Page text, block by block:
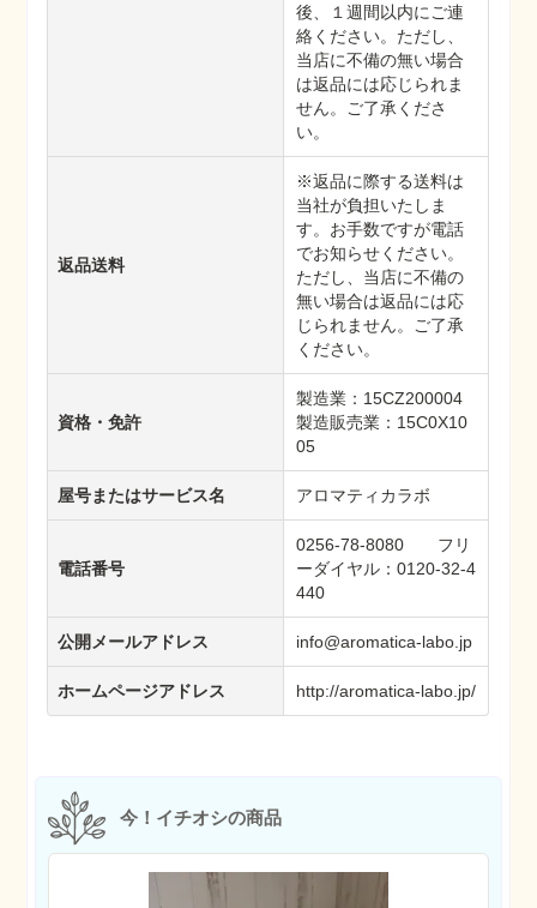
後、１週間以内にご連
絡ください。ただし、
当店に不備の無い場合
は返品には応じられま
せん。ご了承くださ
い。
返品送料
※返品に際する送料は
当社が負担いたしま
す。お手数ですが電話
でお知らせください。
ただし、当店に不備の
無い場合は返品には応
じられません。ご了承
ください。
資格・免許
製造業：15CZ200004
製造販売業：15C0X10
05
屋号またはサービス名 アロマティカラボ
電話番号
0256-78-8080 フリ
ーダイヤル：0120-32-4
440
公開メールアドレス info@aromatica-labo.jp
ホームページアドレス http://aromatica-labo.jp/
今！イチオシの商品